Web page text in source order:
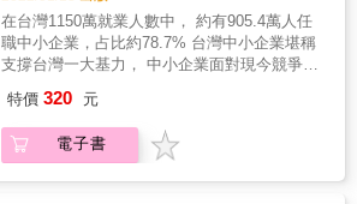
普遍關切的議題。 3. 作者掌握大量第一手資料
與外界難以窺知的內幕，親自訪談多名熟知內
情的人士，看得出是真材實料、有備而來，非
與醫療界從業人士參考，而喜歡閱讀商業騙局
揭祕這類書籍的讀者，想必也會很感興趣。
趨勢，樂高的成功經驗值得所有產業借鏡。 2.
來自日本記者的深度報導，收錄5篇重量級獨家
專訪！ 作者踏訪位於丹麥的樂高總公司以及世
界各地的工作現場，從經營高層到第一線員
工，訪問業界相關人士。並以樂高品牌集團執
（J&oslash;rgen Vig Knudstorp）為首，專訪
樂高經營高層及在商業經營、革新創意領域的
專家教授。 3.樂高工廠內部大公開 本書附錄帶
五十最具影響力高層建築」大獎，每年的跨年
煙火，更為全球各地的人創造璀璨記憶。如果
沒有林鴻明的執著與使命感，不會有台北一〇
維，造就出台北一〇一宛如繁花綻放、節節向
上，終至花開富貴的新視野。憑藉著追逐理想
的熱情與超人般的執行力，林鴻明帶領了一群
做巨大變化；在改造的過程中，必定有人反
彈、觀望，可於本書13間企業中，看見在轉型
中協調和成功的實戰案例。 中小企業如何進行
策略聯盟？ 中小企業做為大型企業之衛星或外
包廠商，多與大型企業有契約式合作，藉聯盟
此間的相對優勢，提升國際競爭力。可於本書
16間企業中，看見對於策略聯盟型態的各式動
機。 中小企業如何傳承接班？ 台灣中小企業大
在台灣1150萬就業人數中， 約有905.4萬人任
職中小企業，占比約78.7% 台灣中小企業堪稱
支撐台灣一大基力， 中小企業面對現今競爭態
聯盟及技術傳承， 創造競爭優勢，再度推動台
灣經濟全面升級！ 本書分別以台灣中小企業的
數位轉型、策略聯盟與傳承接班為主軸。從不
特價 320 元
電子書